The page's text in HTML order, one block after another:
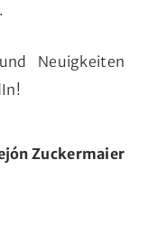
Neuigkeiten
Zuckermaier